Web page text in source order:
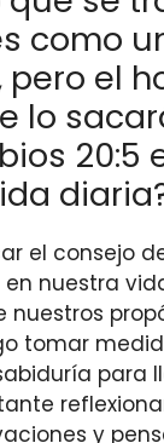
como
pero el
lo
20:5
el consejo
en nuestra
nuestros
tomar
para
y